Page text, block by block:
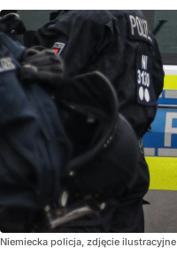
Niemiecka policja, zdjęcie ilustracyjne